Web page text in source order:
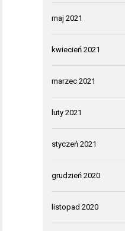
maj 2021
kwiecień 2021
marzec 2021
luty 2021
styczeń 2021
grudzień 2020
listopad 2020